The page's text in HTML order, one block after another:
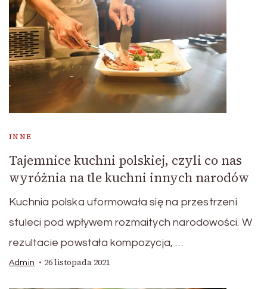
INNE
Tajemnice kuchni polskiej, czyli co nas
wyróżnia na tle kuchni innych narodów
Kuchnia polska uformowała się na przestrzeni
stuleci pod wpływem rozmaitych narodowości. W
rezultacie powstała kompozycja, …
Admin 26 listopada 2021